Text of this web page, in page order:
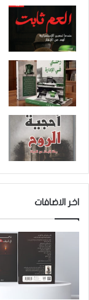
اخر الاضافات